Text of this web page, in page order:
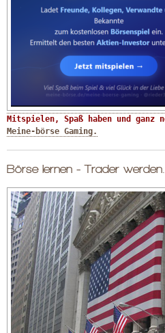
Meine-börse Gaming.
Börse lernen - Trader werden.